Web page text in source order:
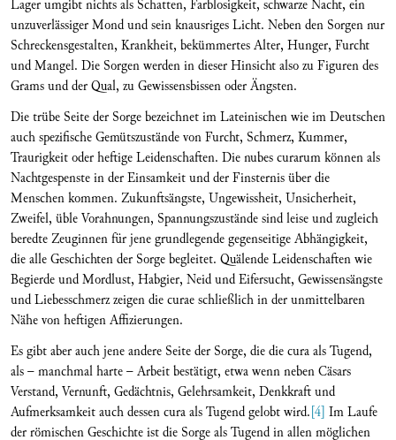
Lager umgibt nichts als Schatten, Farblosigkeit, schwarze Nacht, ein
unzuverlässiger Mond und sein knausriges Licht. Neben den Sorgen nur
Schreckensgestalten, Krankheit, bekümmertes Alter, Hunger, Furcht
und Mangel. Die Sorgen werden in dieser Hinsicht also zu Figuren des
Grams und der Qual, zu Gewissensbissen oder Ängsten.
Die trübe Seite der Sorge bezeichnet im Lateinischen wie im Deutschen
auch spezifische Gemütszustände von Furcht, Schmerz, Kummer,
Traurigkeit oder heftige Leidenschaften. Die nubes curarum können als
Nachtgespenste in der Einsamkeit und der Finsternis über die
Menschen kommen. Zukunftsängste, Ungewissheit, Unsicherheit,
Zweifel, üble Vorahnungen, Spannungszustände sind leise und zugleich
beredte Zeuginnen für jene grundlegende gegenseitige Abhängigkeit,
die alle Geschichten der Sorge begleitet. Quälende Leidenschaften wie
Begierde und Mordlust, Habgier, Neid und Eifersucht, Gewissensängste
und Liebesschmerz zeigen die curae schließlich in der unmittelbaren
Nähe von heftigen Affizierungen.
Es gibt aber auch jene andere Seite der Sorge, die die cura als Tugend,
als – manchmal harte – Arbeit bestätigt, etwa wenn neben Cäsars
Verstand, Vernunft, Gedächtnis, Gelehrsamkeit, Denkkraft und
Aufmerksamkeit auch dessen cura als Tugend gelobt wird.[4] Im Laufe
der römischen Geschichte ist die Sorge als Tugend in allen möglichen